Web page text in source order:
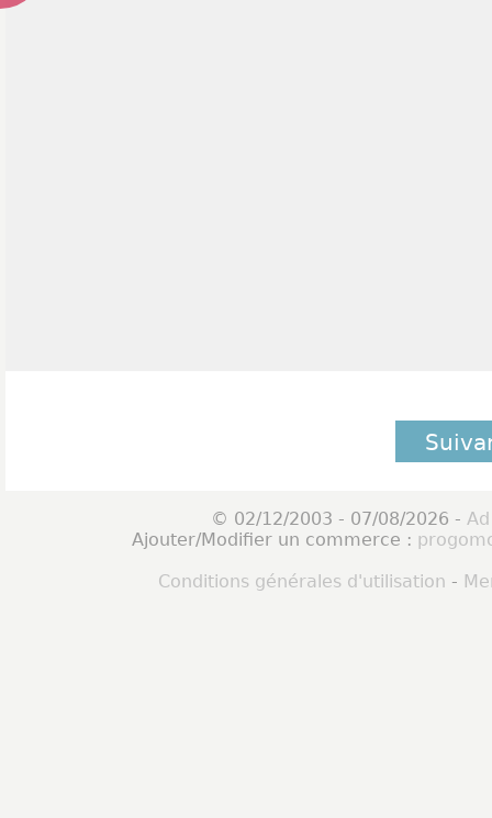
© 02/12/2003 - 07/08/2026 -
Ajouter/Modifier un commerce :
Conditions générales d'utilisation -